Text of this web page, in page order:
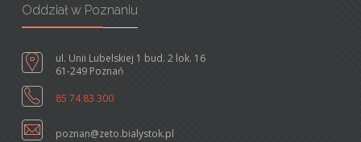
Oddział w Poznaniu
ul. Unii Lubelskiej 1 bud. 2 lok. 16
61-249 Poznań
85 74 83 300
poznan@zeto.bialystok.pl